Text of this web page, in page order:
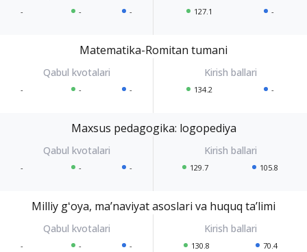
- - - 127.1 -
Matematika-Romitan tumani
- - - 134.2 -
Maxsus pedagogika: logopediya
- - - 129.7 105.8
Milliy gʻoya, maʼnaviyat asoslari va huquq taʼlimi
- - - 130.8 70.4